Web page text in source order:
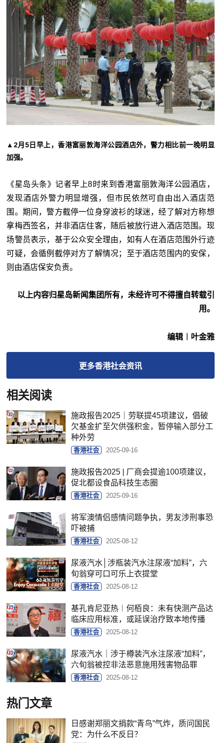
▲2月5日早上，香港富丽敦海洋公园酒店外，警力相比前一晚明显
加强。
《星岛头条》记者早上8时来到香港富丽敦海洋公园酒店，
发现酒店外警力明显增强，但市民依然可自由出入酒店范
围。期间，警方截停一位身穿波衫的球迷，经了解对方称想
拿梅西签名，并非酒店住客，随后被放行进入酒店范围。现
场警员表示，基于公众安全理由，如有人在酒店范围外行迹
可疑，会循例截停对方了解情况；至于酒店范围内的安保，
则由酒店保安负责。
以上内容归星岛新闻集团所有，未经许可不得擅自转载引
用。
编辑︱叶金雅
更多香港社会资讯
相关阅读
施政报告2025｜劳联提45项建议，倡破
欠基金扩至欠供强积金，暂停输入部分工
种外劳
香港社会 2025-09-16
施政报告2025 | 厂商会提逾100项建议，
促北都设食品科技生态圈
香港社会 2025-09-16
将军澳情侣感情问题争执，男友涉刑事恐
吓被捕
香港社会 2025-08-12
尿液汽水│涉瓶装汽水注尿液“加料”，六
旬翁穿可口可乐上衣提堂
香港社会 2025-08-12
基孔肯尼亚热︱何栢良：未有快测产品达
临床应用标准，或延误治疗致本地传播
香港社会 2025-08-12
尿液汽水｜涉于樽装汽水注尿液“加料”，
六旬翁被控非法恶意施用残害物品罪
香港社会 2025-08-12
热门文章
日感谢郑丽文捐款“青鸟”气炸，质问国民
党：为什么不反日？